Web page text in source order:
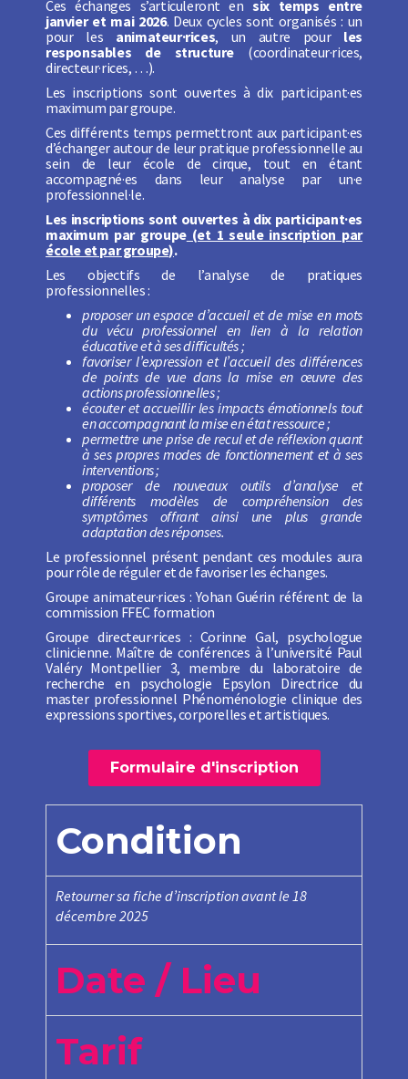
Ces échanges s’articuleront ensix temps entre
janvier et mai 2026. Deux cycles sont organisés : un
pour les animateur·rices, un autre pour les
responsables de structure(coordinateur·rices,
directeur·rices, …).
Les inscriptions sont ouvertes à dix participant·es
maximum par groupe.
Ces différents temps permettront aux participant·es
d’échanger autour de leur pratique professionnelle au
sein de leur école de cirque, tout en étant
accompagné·es dans leur analyse par un·e
professionnel·le.
Les inscriptions sont ouvertes à dix participant·es
maximum par groupe(et 1 seule inscription par
école et par groupe).
Les objectifs de l’analyse de pratiques
professionnelles :
proposer un espace d’accueil et de mise en mots
du vécu professionnel en lien à la relation
éducative et à ses difficultés ;
favoriser l’expression et l’accueil des différences
de points de vue dans la mise en œuvre des
actions professionnelles ;
écouter et accueillir les impacts émotionnels tout
en accompagnant la mise en état ressource ;
permettre une prise de recul et de réflexion quant
à ses propres modes de fonctionnement et à ses
interventions ;
proposer de nouveaux outils d’analyse et
différents modèles de compréhension des
symptômes offrant ainsi une plus grande
adaptation des réponses.
Le professionnel présent pendant ces modules aura
pour rôle de réguler et de favoriser les échanges.
Groupe animateur·rices : Yohan Guérin référent de la
commission FFEC formation
Groupe directeur·rices : Corinne Gal, psychologue
clinicienne. Maître de conférences à l’université Paul
Valéry Montpellier 3, membre du laboratoire de
recherche en psychologie Epsylon Directrice du
master professionnel Phénoménologie clinique des
expressions sportives, corporelles et artistiques.
Formulaire d'inscription
Condition
Retourner sa fiche d’inscription avant le 18
décembre 2025
Date / Lieu
Tarif